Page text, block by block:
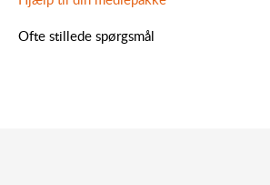
Ofte stillede spørgsmål